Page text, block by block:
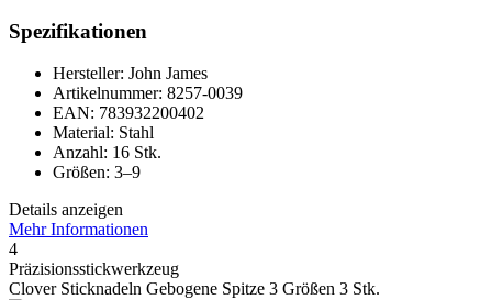
Spezifikationen
Hersteller: John James
Artikelnummer: 8257-0039
EAN: 783932200402
Material: Stahl
Anzahl: 16 Stk.
Größen: 3–9
Details anzeigen
Mehr Informationen
4
Präzisionsstickwerkzeug
Clover Sticknadeln Gebogene Spitze 3 Größen 3 Stk.